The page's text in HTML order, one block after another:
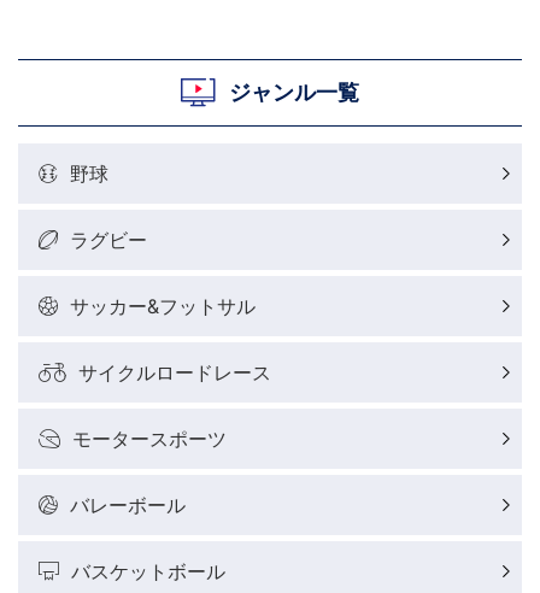
ジャンル一覧
野球
ラグビー
サッカー&フットサル
サイクルロードレース
モータースポーツ
バレーボール
バスケットボール